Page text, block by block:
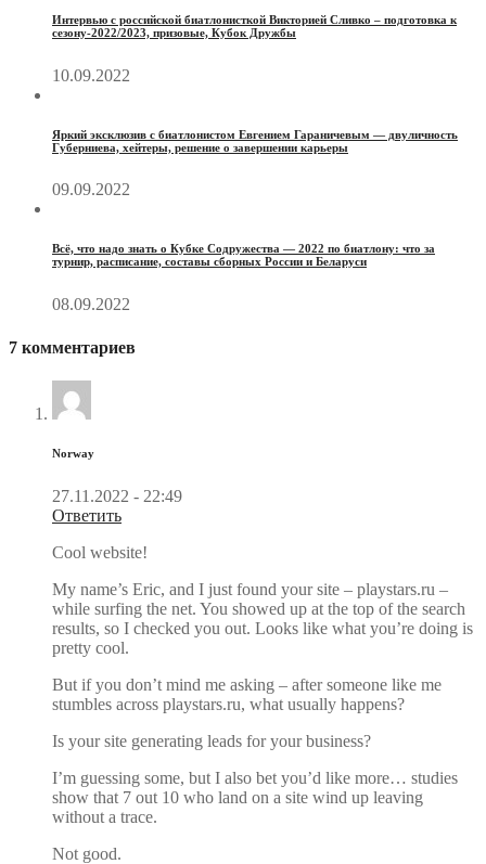
Интервью с российской биатлонисткой Викторией Сливко – подготовка к
сезону-2022/2023, призовые, Кубок Дружбы
10.09.2022
Яркий эксклюзив с биатлонистом Евгением Гараничевым — двуличность
Губерниева, хейтеры, решение о завершении карьеры
09.09.2022
Всё, что надо знать о Кубке Содружества — 2022 по биатлону: что за
турнир, расписание, составы сборных России и Беларуси
08.09.2022
7 комментариев
Norway
27.11.2022 - 22:49
Ответить
Cool website!
My name’s Eric, and I just found your site – playstars.ru –
while surfing the net. You showed up at the top of the search
results, so I checked you out. Looks like what you’re doing is
pretty cool.
But if you don’t mind me asking – after someone like me
stumbles across playstars.ru, what usually happens?
Is your site generating leads for your business?
I’m guessing some, but I also bet you’d like more… studies
show that 7 out 10 who land on a site wind up leaving
without a trace.
Not good.